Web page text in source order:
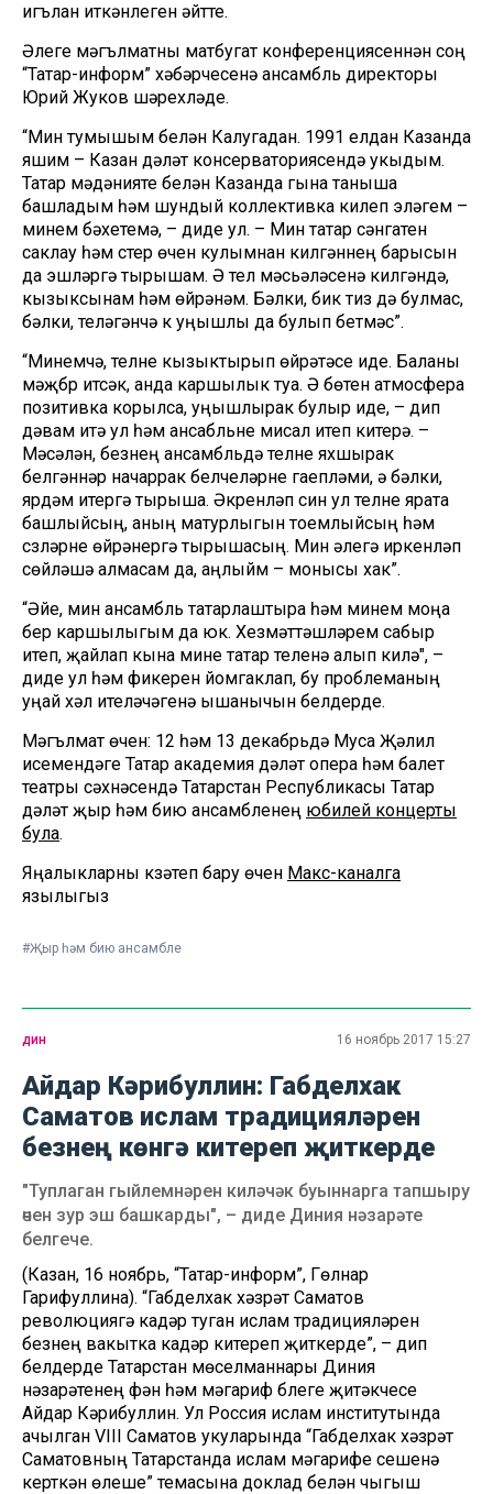
игълан иткәнлеген әйтте.
Әлеге мәгълүматны матбугат конференциясеннән соң
“Татар-информ” хәбәрчесенә ансамбль директоры
Юрий Жуков шәрехләде.
“Мин тумышым белән Калугадан. 1991 елдан Казанда
яшим – Казан дәүләт консерваториясендә укыдым.
Татар мәдәнияте белән Казанда гына таныша
башладым һәм шундый коллективка килеп эләгүем –
минем бәхетемә, – диде ул. – Мин татар сәнгатен
саклау һәм үстерү өчен кулымнан килгәннең барысын
да эшләргә тырышам. Ә тел мәсьәләсенә килгәндә,
кызыксынам һәм өйрәнәм. Бәлки, бик тиз дә булмас,
бәлки, теләгәнчә үк уңышлы да булып бетмәс”.
“Минемчә, телне кызыктырып өйрәтәсе иде. Баланы
мәҗбүр итсәк, анда каршылык туа. Ә бөтен атмосфера
позитивка корылса, уңышлырак булыр иде, – дип
дәвам итә ул һәм ансабльне мисал итеп китерә. –
Мәсәлән, безнең ансамбльдә телне яхшырак
белгәннәр начаррак белүчеләрне гаепләми, ә бәлки,
ярдәм итергә тырыша. Әкренләп син ул телне ярата
башлыйсың, аның матурлыгын тоемлыйсың һәм
сүзләрне өйрәнергә тырышасың. Мин әлегә иркенләп
сөйләшә алмасам да, аңлыйм – монысы хак”.
“Әйе, мин ансамбль татарлаштыра һәм минем моңа
бер каршылыгым да юк. Хезмәттәшләрем сабыр
итеп, җайлап кына мине татар теленә алып килә", –
диде ул һәм фикерен йомгаклап, бу проблеманың
уңай хәл ителәчәгенә ышанычын белдерде.
Мәгълүмат өчен: 12 һәм 13 декабрьдә Муса Җәлил
исемендәге Татар академия дәүләт опера һәм балет
театры сәхнәсендә Татарстан Республикасы Татар
дәүләт җыр һәм бию ансамбленең юбилей концерты
була.
Яңалыкларны күзәтеп бару өчен Макс-каналга
язылыгыз
#Җыр һәм бию ансамбле
дин 16 ноябрь 2017 15:27
Айдар Кәрибуллин: Габделхак
Саматов ислам традицияләрен
безнең көнгә китереп җиткерде
"Туплаган гыйлемнәрен киләчәк буыннарга тапшыру
өчен зур эш башкарды", – диде Диния нәзарәте
белгече.
(Казан, 16 ноябрь, “Татар-информ”, Гөлнар
Гарифуллина). “Габделхак хәзрәт Саматов
революциягә кадәр туган ислам традицияләрен
безнең вакытка кадәр китереп җиткерде”, – дип
белдерде Татарстан мөселманнары Диния
нәзарәтенең фән һәм мәгариф бүлеге җитәкчесе
Айдар Кәрибуллин. Ул Россия ислам институтында
ачылган VIII Саматов укуларында “Габделхак хәзрәт
Саматовның Татарстанда ислам мәгарифе үсешенә
керткән өлеше” темасына доклад белән чыгыш